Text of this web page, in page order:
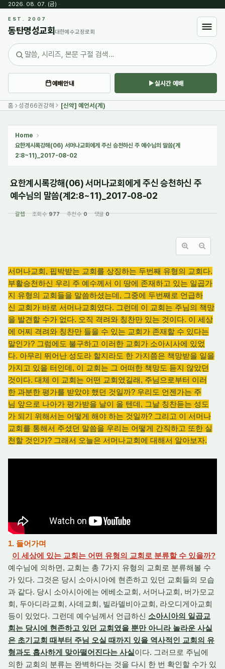
2026. 08. 07. (금) ·
EST. 2007
동탄명성교회 대한예수교장로회
예배안내 실시간 예배
홈 성경66권강해 [신약] 예언서(계)
Home
요한계시록강해(06) 서머나교회에게 주신 승천하신 주 예수님의 말씀(계
2:8~11)_2017-08-02
요한계시록강해(06) 서머나교회에게 주신 승천하신 주
예수님의 말씀(계2:8~11)_2017-08-02
갈렙 조회 수977 추천 수0 댓글0
서머나교회, 핍박받는 교회를 상징하는 두번째 유형의 교회다.
부활승천하신 우리 주 예수께서 이 땅에 존재하고 있는 일곱가
지 유형의 교회들을 말씀하셨는데, 그중에 두번째로 언급하
신 교회가 바로 서머나교회였다. 그런데 이 교회는 주님의 책망
을 발견할 수가 없다. 오직 격려와 칭찬만 있는 것이다. 이 세상
에 어찌 격려와 칭찬만 들을 수 있는 교회가 존재할 수 있다는
말인가? 그럼에도 불구하고 이러한 교회가 소아시사에 있었
다. 아무리 뛰어난 성도라 할지라도 한 가지쯤은 책망받을 일을
가지고 있을 터인데, 이 교회는 그 어떠한 책망도 듣지 않았던
것이다. 대체 이 교회는 어떤 교회였길래, 주님으로부터 이러
한 과분한 평가를 받았야 했던 것일까? 우리도 언젠가는 주
님 앞으로 나아가 평가받을 날이 올 텐데, 그날 칭찬듣는 성도
가 되기 위해서는 어떻게 해야 하는 것일까? 그리고 이 서머나
교회를 통해서 주셨던 말씀을 우리는 어떻게 간직하고 또한 실
천할 것인가? 그래서 오늘은 서머나교회에 대해서 알아보자.
1. 들어가며
이 세상에 있는 교회는 어떤 유형의 교회로 분류할 수 있을까?
예수님에 의하면, 교회는 총 7가지 유형의 교회로 분류해볼 수
가 있다. 그것은 당시 소아시아에 현존하고 있던 교회들의 모습
과 같다. 당시 소아시아에는 에베소교회, 서머나교회, 버가모교
회, 두아디라교회, 사데교회, 빌라델비아교회, 라오디게아교회
등이 있었다. 그런데 예수님께서 언급하신 소아시아의 일곱교
회는 당시에 현존하고 있던 교회였을 뿐만 아니라 놀라운 사실
은 초기교회 때부터 주님 오실 때까지 있을 역사적인 교회의 유
형과도 흡사하게 맞아떨어진다는 사실이다. 그러므로 주님에
의한 교회의 분류는 완벽하다는 것을 다시 한 번 확인할 수가 있
Sketchbook5, 스케치북5
Sketchbook5, 스케치북5